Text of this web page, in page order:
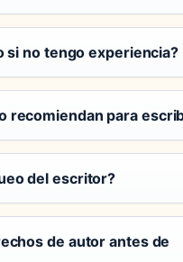
si no tengo experiencia?
recomiendan para
del escritor?
de autor antes de